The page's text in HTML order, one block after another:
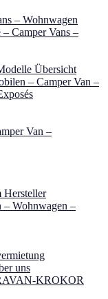
– Wohnwagen
Camper Vans –
Übersicht
– Camper Van –
Van –
Hersteller
– Wohnwagen –
uns
KROKOR